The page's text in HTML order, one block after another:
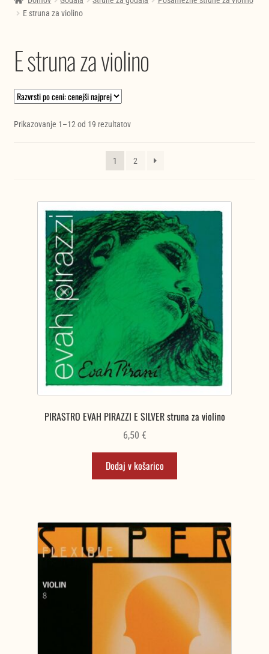
E struna za violino
E struna za violino
Prikazovanje 1–12 od 19 rezultatovRazvrščeno
od
najvišje
1 2
PIRASTRO EVAH PIRAZZI E SILVER struna za violino
6,50 €
Dodaj v košarico